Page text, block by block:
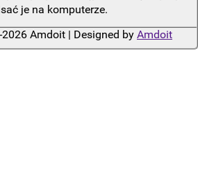
je na komputerze.
Amdoit | Designed by Amdoit